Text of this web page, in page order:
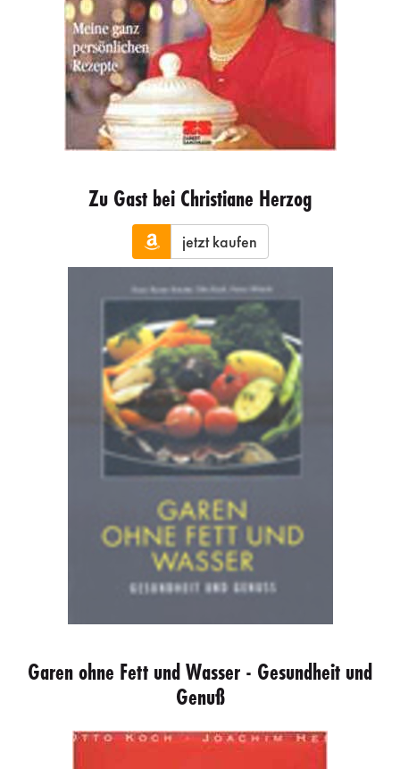
Zu Gast bei Christiane Herzog
jetzt kaufen
Garen ohne Fett und Wasser - Gesundheit und
Genuß